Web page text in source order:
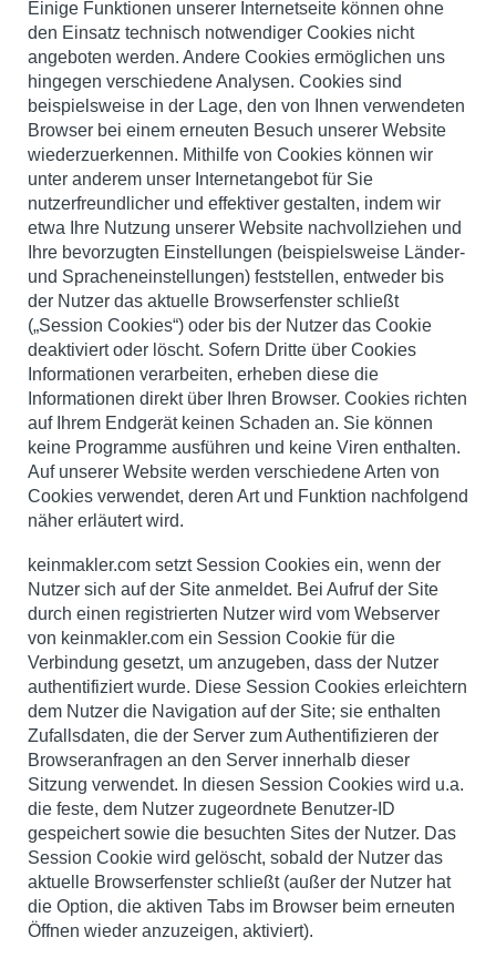
Einige Funktionen unserer Internetseite können ohne
den Einsatz technisch notwendiger Cookies nicht
angeboten werden. Andere Cookies ermöglichen uns
hingegen verschiedene Analysen. Cookies sind
beispielsweise in der Lage, den von Ihnen verwendeten
Browser bei einem erneuten Besuch unserer Website
wiederzuerkennen. Mithilfe von Cookies können wir
unter anderem unser Internetangebot für Sie
nutzerfreundlicher und effektiver gestalten, indem wir
etwa Ihre Nutzung unserer Website nachvollziehen und
Ihre bevorzugten Einstellungen (beispielsweise Länder-
und Spracheneinstellungen) feststellen, entweder bis
der Nutzer das aktuelle Browserfenster schließt
(„Session Cookies“) oder bis der Nutzer das Cookie
deaktiviert oder löscht. Sofern Dritte über Cookies
Informationen verarbeiten, erheben diese die
Informationen direkt über Ihren Browser. Cookies richten
auf Ihrem Endgerät keinen Schaden an. Sie können
keine Programme ausführen und keine Viren enthalten.
Auf unserer Website werden verschiedene Arten von
Cookies verwendet, deren Art und Funktion nachfolgend
näher erläutert wird.
keinmakler.com setzt Session Cookies ein, wenn der
Nutzer sich auf der Site anmeldet. Bei Aufruf der Site
durch einen registrierten Nutzer wird vom Webserver
von keinmakler.com ein Session Cookie für die
Verbindung gesetzt, um anzugeben, dass der Nutzer
authentifiziert wurde. Diese Session Cookies erleichtern
dem Nutzer die Navigation auf der Site; sie enthalten
Zufallsdaten, die der Server zum Authentifizieren der
Browseranfragen an den Server innerhalb dieser
Sitzung verwendet. In diesen Session Cookies wird u.a.
die feste, dem Nutzer zugeordnete Benutzer-ID
gespeichert sowie die besuchten Sites der Nutzer. Das
Session Cookie wird gelöscht, sobald der Nutzer das
aktuelle Browserfenster schließt (außer der Nutzer hat
die Option, die aktiven Tabs im Browser beim erneuten
Öffnen wieder anzuzeigen, aktiviert).